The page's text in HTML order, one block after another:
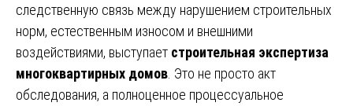
следственную связь между нарушением строительных
норм, естественным износом и внешними
воздействиями, выступает строительная экспертиза
многоквартирных домов . Это не просто акт
обследования, а полноценное процессуальное